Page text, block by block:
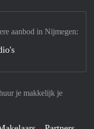
je makkelijk je
aanbod in Nijmegen: